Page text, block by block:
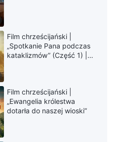
Film chrześcijański |
„Spotkanie Pana podczas
kataklizmów” (Część 1) |
Film chrześcijański |
„Ewangelia królestwa
dotarła do naszej wioski”